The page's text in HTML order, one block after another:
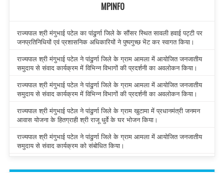
MPINFO
राज्यपाल श्री मंगुभाई पटेल का पांढुर्णा जिले के सौंसर स्थित सावली हवाई पट्टी पर
जनप्रतिनिधियों एवं प्रशासनिक अधिकारियों ने पुष्पगुच्छ भेंट कर स्वागत किया।
राज्यपाल श्री मंगुभाई पटेल ने पांढुर्णा जिले के ग्राम आमला में आयोजित जनजातीय
समुदाय से संवाद कार्यक्रम में विभिन्न विभागों की प्रदर्शनी का अवलोकन किया।
राज्यपाल श्री मंगुभाई पटेल ने पांढुर्णा जिले के ग्राम आमला में आयोजित जनजातीय
समुदाय से संवाद कार्यक्रम में विभिन्न विभागों की प्रदर्शनी का अवलोकन किया।
राज्यपाल श्री मंगुभाई पटेल ने पांढुर्णा जिले के ग्राम खुटामा में प्रधानमंत्री जनमन
आवास योजना के हितग्राही श्री राजू धुर्वे के घर भोजन किया।
राज्यपाल श्री मंगुभाई पटेल ने पांढुर्णा जिले के ग्राम आमला में आयोजित जनजातीय
समुदाय से संवाद कार्यक्रम को संबोधित किया।